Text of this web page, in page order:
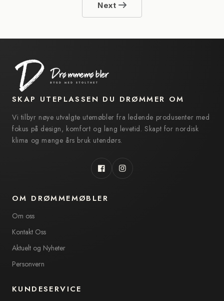
Next
SKAP UTEPLASSEN DU DRØMMER OM
Vi tilbyr nøye utvalgte utemøbler fra ledende produsenter med
fokus på design, komfort og lang levetid. Skapt for nordisk
klima og mange års bruk utendørs.
FacebookInstagram
OM DRØMMEMØBLER
Om oss
Kontakt Oss
Aktuelt og Nyheter
Personvern
KUNDESERVICE